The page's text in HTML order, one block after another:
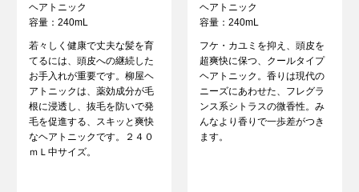
ヘアトニック
容量：240mL
若々しく健康で丈夫な髪を育
てるには、頭皮への継続した
お手入れが重要です。柳屋ヘ
アトニックは、薬効成分が毛
根に浸透し、抜毛を防いで発
毛を促進する、スキッと爽快
なヘアトニックです。２４０
ｍＬ中サイズ。
ヘアトニック
容量：240mL
フケ・カユミを抑え、頭皮を
超爽快に保つ、クールタイプ
ヘアトニック。香りは現代の
ニーズにあわせた、フレグラ
ンス系シトラスの微香性。み
んなより香りで一歩差がつき
ます。